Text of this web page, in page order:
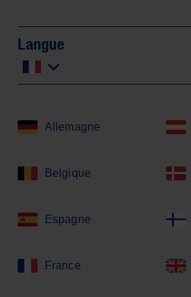
Allemagne
Belgique
Espagne
France
Langue